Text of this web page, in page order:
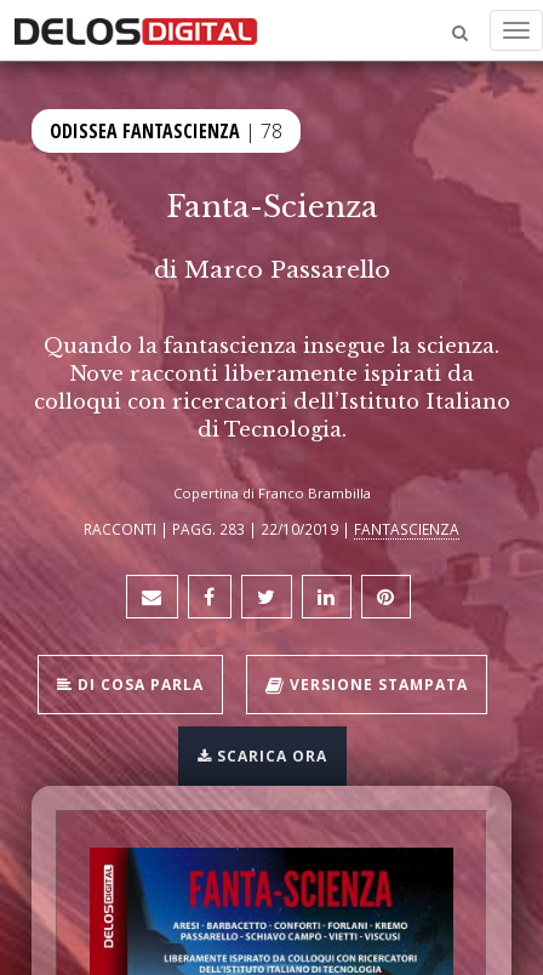
ODISSEA FANTASCIENZA | 78
Fanta-Scienza
di Marco Passarello
Quando la fantascienza insegue la scienza.
Nove racconti liberamente ispirati da
colloqui con ricercatori dell’Istituto Italiano
di Tecnologia.
Copertina di Franco Brambilla
RACCONTI | PAGG. 283 | 22/10/2019 | FANTASCIENZA
DI COSA PARLA VERSIONE STAMPATA
SCARICA ORA